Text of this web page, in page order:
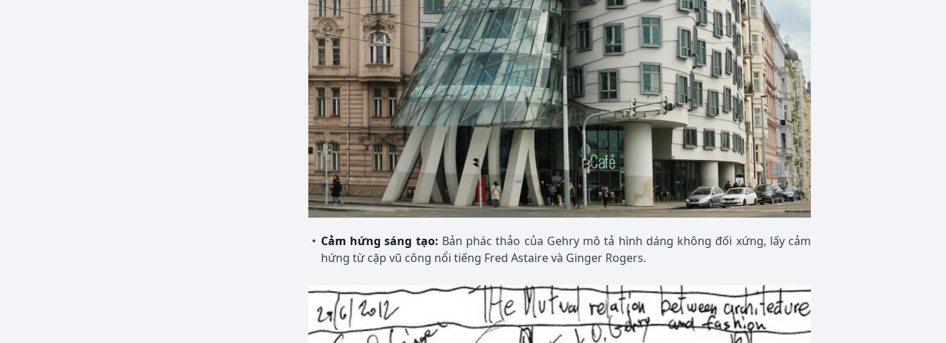
Cảm hứng sáng tạo: Bản phác thảo của Gehry mô tả hình dáng không đối xứng, lấy cảm
hứng từ cặp vũ công nổi tiếng Fred Astaire và Ginger Rogers.